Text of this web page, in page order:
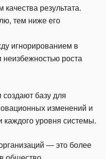
результата.
тем ниже его
игнорированием в
неизбежностью роста
базу для
изменений и
каждого уровня системы.
— это более